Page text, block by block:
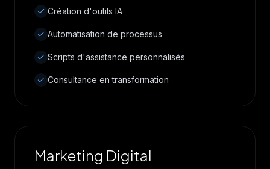
Création d'outils IA
Automatisation de processus
Scripts d'assistance personnalisés
Consultance en transformation
Marketing Digital